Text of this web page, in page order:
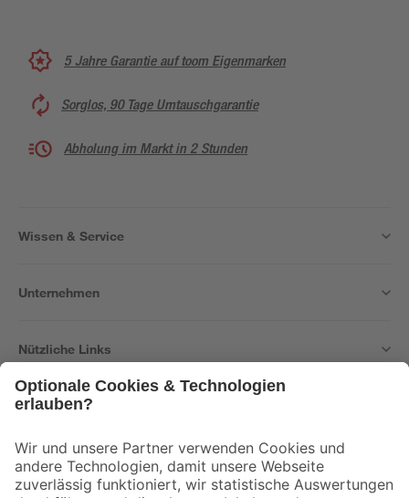
5 Jahre Garantie auf toom Eigenmarken
Sorglos, 90 Tage Umtauschgarantie
Abholung im Markt in 2 Stunden
Wissen & Service
Unternehmen
Nützliche Links
Der toom Newsletter: Keine Angebote und Aktionen mehr verpassen!
Zur Newsletter Anmeldung